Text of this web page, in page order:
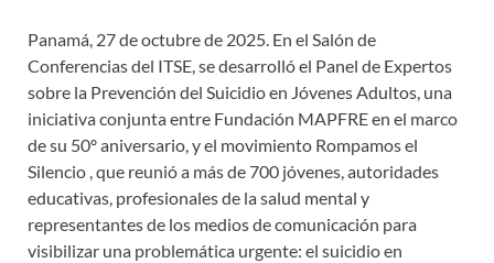
Panamá, 27 de octubre de 2025. En el Salón de
Conferencias del ITSE, se desarrolló el Panel de Expertos
sobre la Prevención del Suicidio en Jóvenes Adultos, una
iniciativa conjunta entre Fundación MAPFRE en el marco
de su 50º aniversario, y el movimiento Rompamos el
Silencio , que reunió a más de 700 jóvenes, autoridades
educativas, profesionales de la salud mental y
representantes de los medios de comunicación para
visibilizar una problemática urgente: el suicidio en